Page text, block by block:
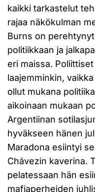
kaikki tarkastelut
rajaa näkökulman
Burns on
politiikkaan ja
eri maissa.
laajemminkin,
ollut mukana
aikoinaan mukaan
Argentiinan
hyväkseen hänen
Maradona esiintyi
Chávezin kaverina.
pelatessaan hän
mafiaperheiden